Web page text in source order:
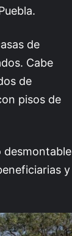
de
Cabe
de
pisos de
desmontable
y